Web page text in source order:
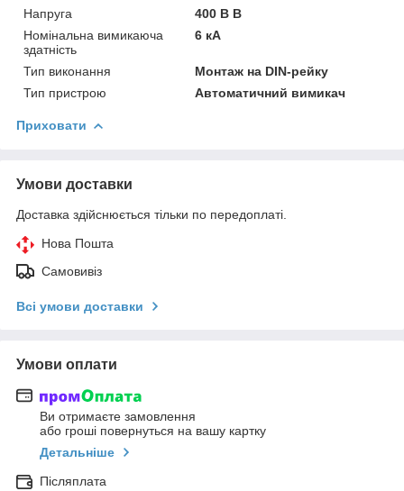
Напруга
400 В В
Номінальна вимикаюча
здатність
6 кА
Тип виконання
Монтаж на DIN-рейку
Тип пристрою
Автоматичний вимикач
Приховати
Умови доставки
Доставка здійснюється тільки по передоплаті.
Нова Пошта
Самовивіз
Всі умови доставки
Умови оплати
Ви отримаєте замовлення
або гроші повернуться на вашу картку
Детальніше
Післяплата